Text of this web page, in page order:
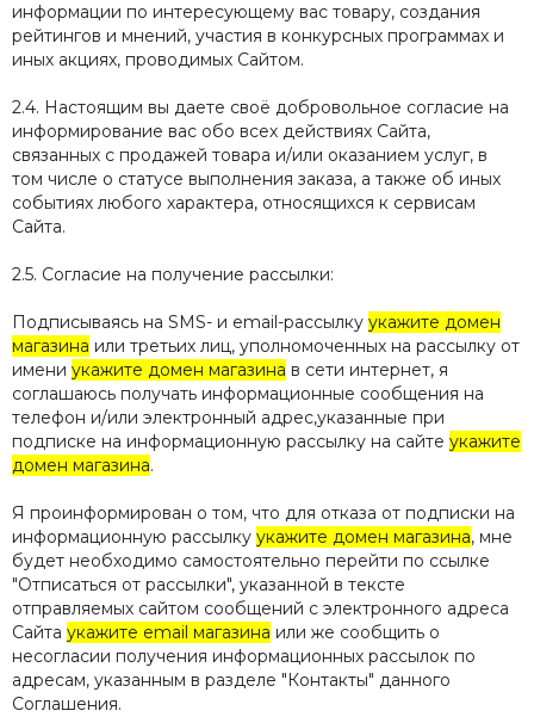
информации по интересующему вас товару, создания
рейтингов и мнений, участия в конкурсных программах и
иных акциях, проводимых Сайтом.
2.4. Настоящим вы даете своё добровольное согласие на
информирование вас обо всех действиях Сайта,
связанных с продажей товара и/или оказанием услуг, в
том числе о статусе выполнения заказа, а также об иных
событиях любого характера, относящихся к сервисам
Сайта.
2.5. Согласие на получение рассылки:
Подписываясь на SMS- и email-рассылку укажите домен
магазина или третьих лиц, уполномоченных на рассылку от
имени укажите домен магазина в сети интернет, я
соглашаюсь получать информационные сообщения на
телефон и/или электронный адрес,указанные при
подписке на информационную рассылку на сайте укажите
домен магазина.
Я проинформирован о том, что для отказа от подписки на
информационную рассылку укажите домен магазина, мне
будет необходимо самостоятельно перейти по ссылке
"Отписаться от рассылки", указанной в тексте
отправляемых сайтом сообщений с электронного адреса
Сайта укажите email магазина или же сообщить о
несогласии получения информационных рассылок по
адресам, указанным в разделе "Контакты" данного
Соглашения.